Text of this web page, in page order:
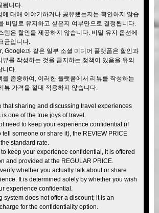
됩니다.
에 대해 이야기하거나 공유했는지는 확인하지 않습
비밀로 유지하고 싶은지 여부만으로 결정됩니다.
템은 할인을 제공하지 않습니다. 비밀 유지 옵션에
금입니다.
Google과 같은 일부 소셜 미디어 플랫폼은 할인과
뷰를 작성하는 것을 금지하는 정책이 있음을 유의
니다.
을 존중하여, 이러한 플랫폼에서 리뷰를 작성하는
뷰 가격을 절대 적용하지 않습니다.
that sharing and discussing travel experiences
one of the true joys of travel.
need to keep your experience confidential (if
tell someone or share it), the REVIEW PRICE
standard rate.
to keep your experience confidential, it is offered
and provided at the REGULAR PRICE.
whether you actually talk about or share
It is determined solely by whether you wish
experience confidential.
system does not offer a discount; it is an
for the confidentiality option.